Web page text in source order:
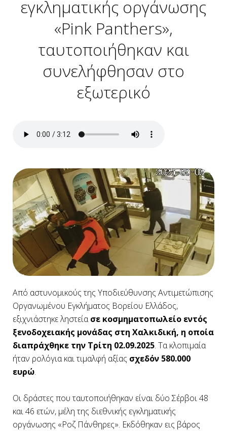
εγκληματικής οργάνωσης
«Pink Panthers»,
ταυτοποιήθηκαν και
συνελήφθησαν στο
εξωτερικό
Από αστυνομικούς της Υποδιεύθυνσης Αντιμετώπισης
Οργανωμένου Εγκλήματος Βορείου Ελλάδος,
εξιχνιάστηκε ληστείασε κοσμηματοπωλείο εντός
ξενοδοχειακής μονάδας στη Χαλκιδική, η οποία
διαπράχθηκε την Τρίτη 02.09.2025. Τα κλοπιμαία
ήταν ρολόγια και τιμαλφή αξίας σχεδόν 580.000
ευρώ.
Οι δράστες που ταυτοποιήθηκαν είναι δύο Σέρβοι 48
και 46 ετών, μέλη της διεθνικής εγκληματικής
οργάνωσης «Ροζ Πάνθηρες». Εκδόθηκαν εις βάρος